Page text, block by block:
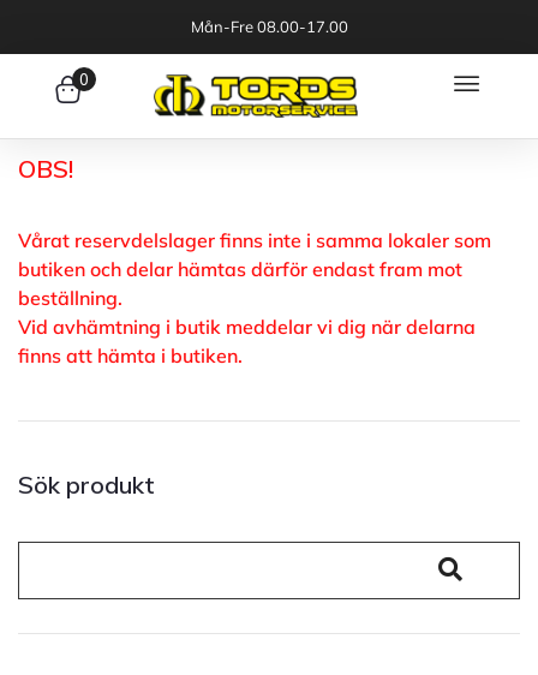
Mån-Fre 08.00-17.00
0
OBS!
Vårat reservdelslager finns inte i samma lokaler som
butiken och delar hämtas därför endast fram mot
beställning.
Vid avhämtning i butik meddelar vi dig när delarna
finns att hämta i butiken.
Sök produkt